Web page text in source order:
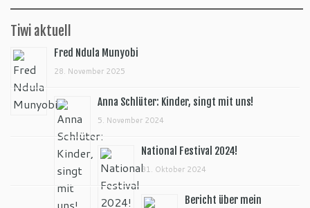
Tiwi aktuell
Fred Ndula Munyobi
28. November 2025
Anna Schlüter: Kinder, singt mit uns!
5. November 2024
National Festival 2024!
31. Oktober 2024
Bericht über mein